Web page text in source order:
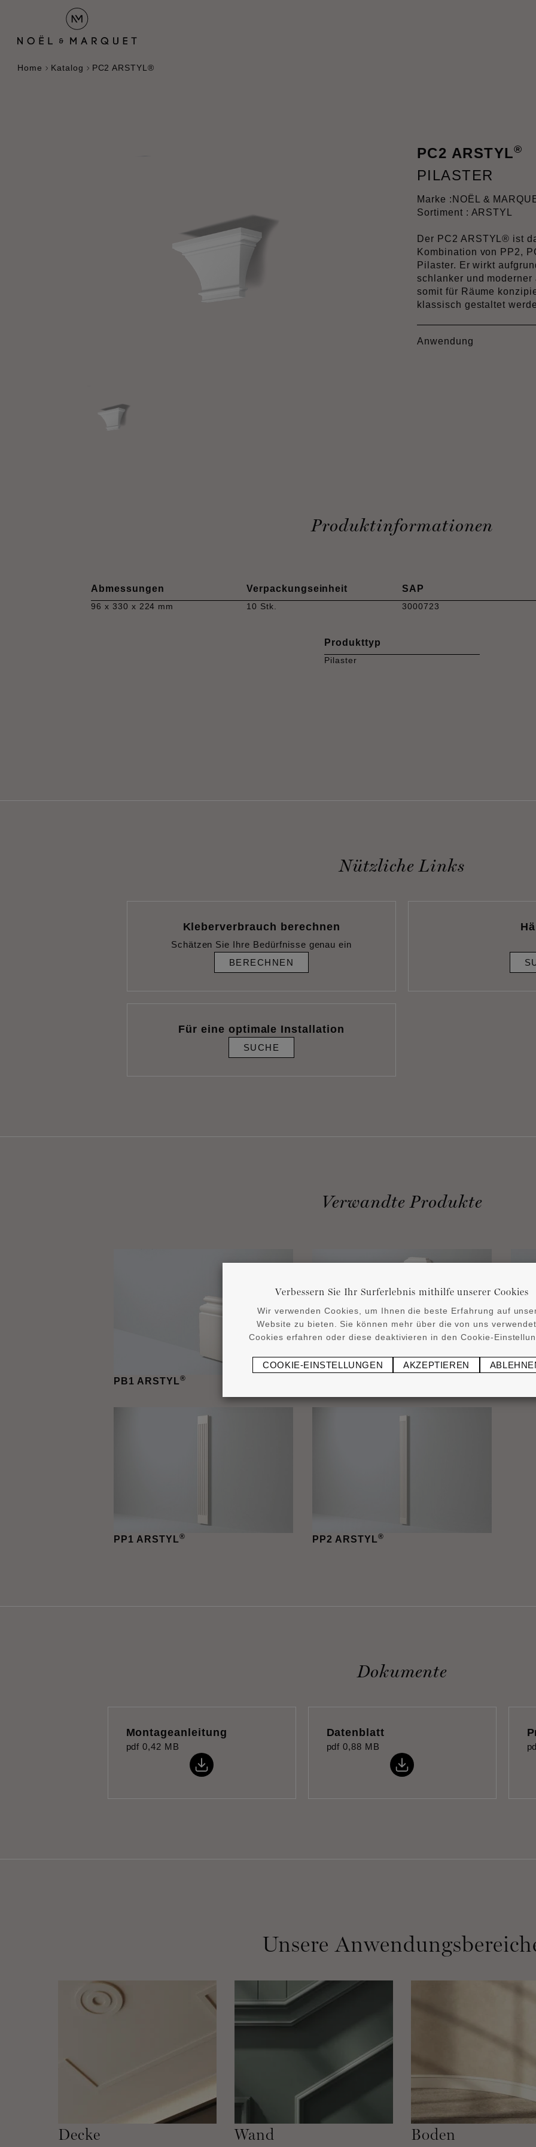
Home Katalog PC2 ARSTYL®
PC2 ARSTYL®
PILASTER
Marke : NOËL &
Sortiment : ARSTYL
Der PC2 ARSTYL® ist
Kombination von PP2,
Pilaster. Er wirkt
schlanker und
somit für Räume
klassisch gestaltet
Anwendung
Produktinformationen
Abmessungen
96 x 330 x 224 mm
Verpackungseinheit
10 Stk.
SAP
3000723
Produkttyp
Pilaster
Nützliche Links
Kleberverbrauch berechnen
Schätzen Sie Ihre Bedürfnisse genau ein
BERECHNEN
Für eine optimale Installation
SUCHE
Verwandte Produkte
PB1 ARSTYL®
PP1 ARSTYL® PP2 ARSTYL®
Dokumente
Montageanleitung
pdf 0,42 MB
Datenblatt
pdf 0,88 MB
Unsere
Decke Wand Boden
Verbessern Sie Ihr Surferlebnis mithilfe unserer Cookies
Wir verwenden Cookies, um Ihnen die beste Erfahrung auf
Website zu bieten. Sie können mehr über die von uns
Cookies erfahren oder diese deaktivieren in den Cookie-
COOKIE-EINSTELLUNGEN AKZEPTIEREN